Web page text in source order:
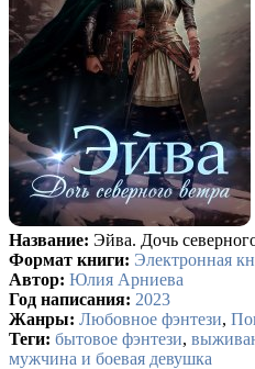
Название: Эйва. Дочь
Формат книги: Электронная
Автор: Юлия Арниева
Год написания: 2023
Жанры: Любовное фэнтези,
Теги: бытовое фэнтези,
мужчина и боевая девушка